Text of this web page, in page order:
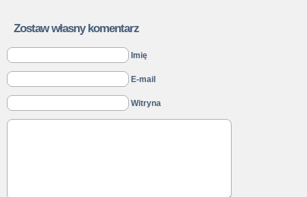
Zostaw własny komentarz
Imię
E-mail
Witryna